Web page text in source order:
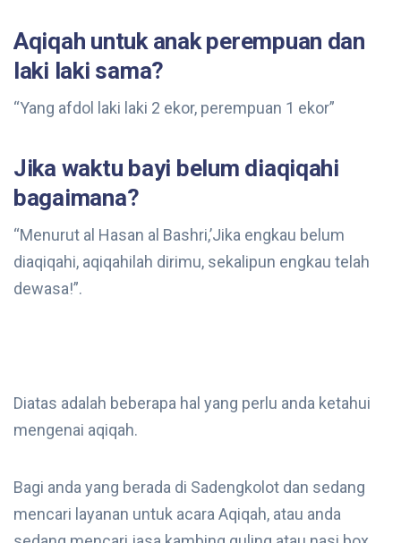
Aqiqah untuk anak perempuan dan
laki laki sama?
“Yang afdol laki laki 2 ekor, perempuan 1 ekor”
Jika waktu bayi belum diaqiqahi
bagaimana?
“Menurut al Hasan al Bashri,’Jika engkau belum
diaqiqahi, aqiqahilah dirimu, sekalipun engkau telah
dewasa!”.
Diatas adalah beberapa hal yang perlu anda ketahui
mengenai aqiqah.
Bagi anda yang berada di Sadengkolot dan sedang
mencari layanan untuk acara Aqiqah, atau anda